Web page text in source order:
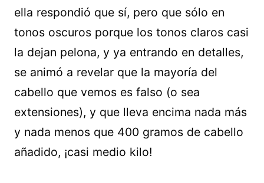
ella respondió que sí, pero que sólo en
tonos oscuros porque los tonos claros casi
la dejan pelona, y ya entrando en detalles,
se animó a revelar que la mayoría del
cabello que vemos es falso (o sea
extensiones), y que lleva encima nada más
y nada menos que 400 gramos de cabello
añadido, ¡casi medio kilo!